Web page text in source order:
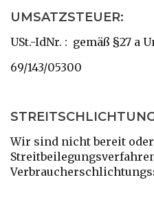
UMSATZSTEUER:
USt.-IdNr. : gemäß §27 a
69/143/05300
Wir sind nicht bereit